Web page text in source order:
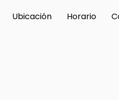
Ubicación Horario